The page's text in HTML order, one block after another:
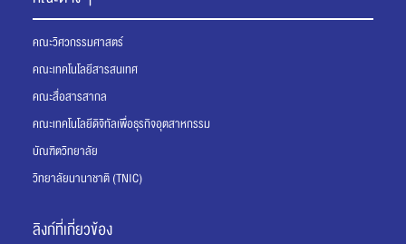
คณะวิศวกรรมศาสตร์
คณะเทคโนโลยีสารสนเทศ
คณะสื่อสารสากล
คณะเทคโนโลยีดิจิทัลเพื่อธุรกิจอุตสาหกรรม
บัณฑิตวิทยาลัย
วิทยาลัยนานาชาติ (TNIC)
ลิงก์ที่เกี่ยวข้อง